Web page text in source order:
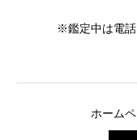
※鑑定中は電話
ホーム